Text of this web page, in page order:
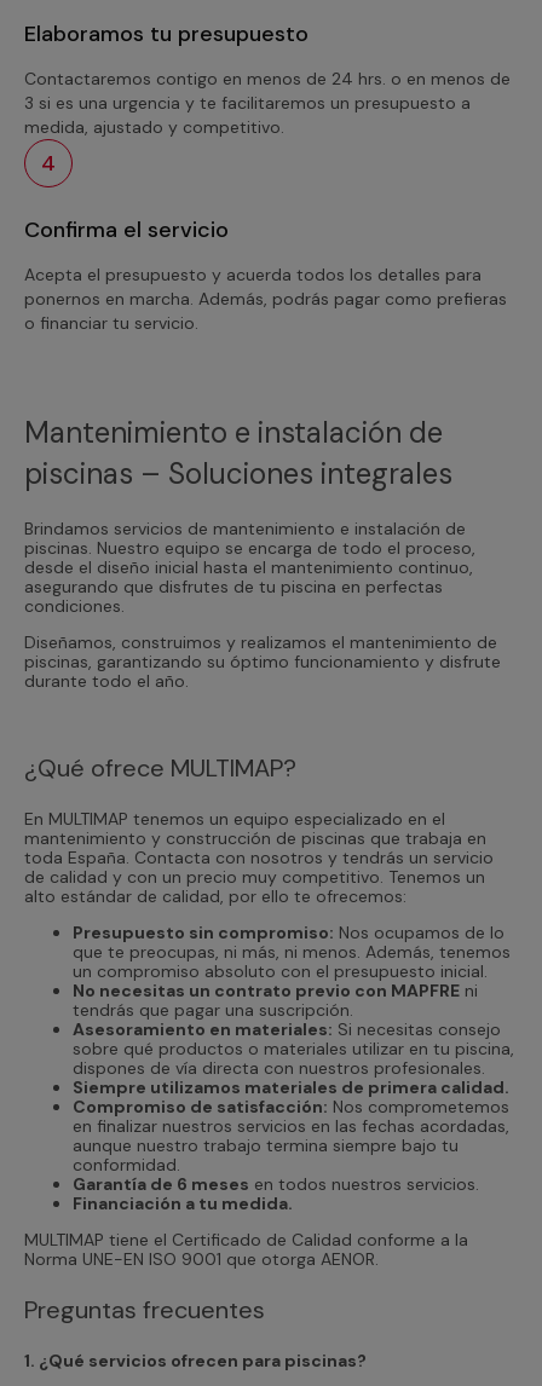
Elaboramos tu presupuesto
Contactaremos contigo en menos de 24 hrs. o en menos de
3 si es una urgencia y te facilitaremos un presupuesto a
medida, ajustado y competitivo.
4
Confirma el servicio
Acepta el presupuesto y acuerda todos los detalles para
ponernos en marcha. Además, podrás pagar como prefieras
o financiar tu servicio.
Mantenimiento e instalación de
piscinas – Soluciones integrales
Brindamos servicios de mantenimiento e instalación de
piscinas. Nuestro equipo se encarga de todo el proceso,
desde el diseño inicial hasta el mantenimiento continuo,
asegurando que disfrutes de tu piscina en perfectas
condiciones.
Diseñamos, construimos y realizamos el mantenimiento de
piscinas, garantizando su óptimo funcionamiento y disfrute
durante todo el año.
¿Qué ofrece MULTIMAP?
En MULTIMAP tenemos un equipo especializado en el
mantenimiento y construcción de piscinas que trabaja en
toda España. Contacta con nosotros y tendrás un servicio
de calidad y con un precio muy competitivo. Tenemos un
alto estándar de calidad, por ello te ofrecemos:
Presupuesto sin compromiso: Nos ocupamos de lo
que te preocupas, ni más, ni menos. Además, tenemos
un compromiso absoluto con el presupuesto inicial.
No necesitas un contrato previo con MAPFRE ni
tendrás que pagar una suscripción.
Asesoramiento en materiales: Si necesitas consejo
sobre qué productos o materiales utilizar en tu piscina,
dispones de vía directa con nuestros profesionales.
Siempre utilizamos materiales de primera calidad.
Compromiso de satisfacción: Nos comprometemos
en finalizar nuestros servicios en las fechas acordadas,
aunque nuestro trabajo termina siempre bajo tu
conformidad.
Garantía de 6 meses en todos nuestros servicios.
Financiación a tu medida.
MULTIMAP tiene el Certificado de Calidad conforme a la
Norma UNE-EN ISO 9001 que otorga AENOR.
Preguntas frecuentes
1. ¿Qué servicios ofrecen para piscinas?